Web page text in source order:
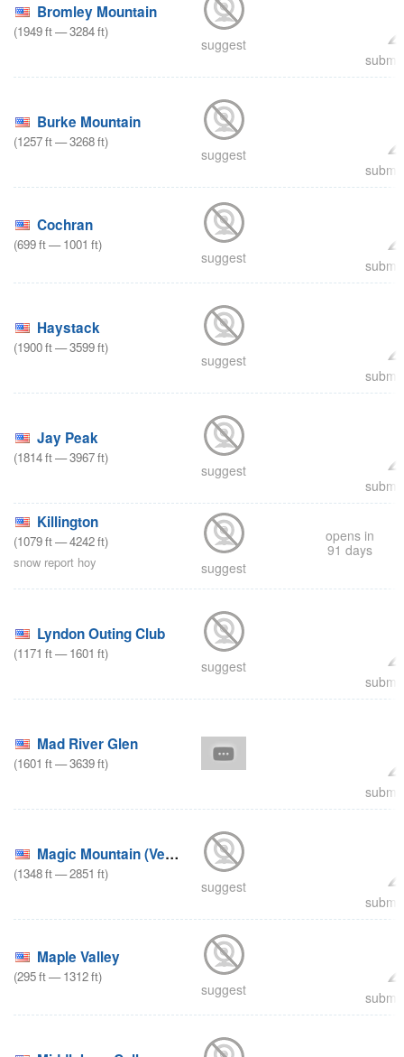
Bromley Mountain
(1949ft—3284ft)
suggest
Burke Mountain
(1257ft—3268ft)
suggest
Cochran
(699ft—1001 ft)
suggest
Haystack
(1900ft—3599ft)
suggest
Jay Peak
(1814ft—3967ft)
suggest
Killington
(1079ft—4242ft)
snow report hoy
suggest
opens in
91 days
Lyndon Outing Club
(1171 ft—1601 ft)
suggest
Mad River Glen
(1601 ft—3639ft)
Magic Mountain (Vermont)
(1348ft—2851 ft)
suggest
Maple Valley
(295ft—1312ft)
suggest